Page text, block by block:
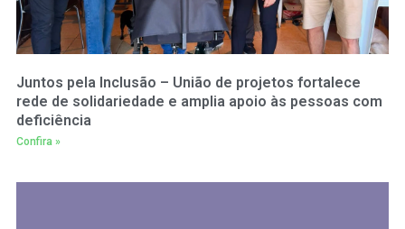
Juntos pela Inclusão – União de projetos fortalece
rede de solidariedade e amplia apoio às pessoas com
deficiência
Confira »